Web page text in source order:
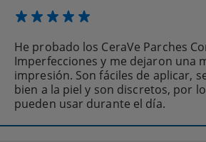
He probado los CeraVe Parches
Imperfecciones y me dejaron una
impresión. Son fáciles de aplicar,
bien a la piel y son discretos, por
pueden usar durante el día.